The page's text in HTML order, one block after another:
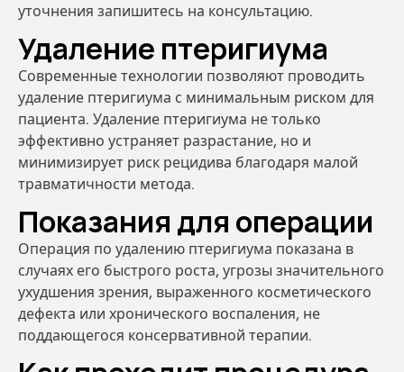
уточнения запишитесь на консультацию.
Удаление птеригиума
Современные технологии позволяют проводить
удаление птеригиума с минимальным риском для
пациента. Удаление птеригиума не только
эффективно устраняет разрастание, но и
минимизирует риск рецидива благодаря малой
травматичности метода.
Показания для операции
Операция по удалению птеригиума показана в
случаях его быстрого роста, угрозы значительного
ухудшения зрения, выраженного косметического
дефекта или хронического воспаления, не
поддающегося консервативной терапии.